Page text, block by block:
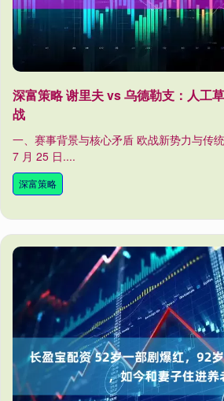
深富策略 谢里夫 vs 乌德勒支：人工
战
一、赛事背景与核心矛盾 欧战新势力与传
7 月 25 日....
深富策略